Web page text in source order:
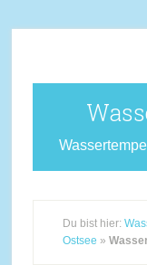
Du bist hier:
Ostsee »